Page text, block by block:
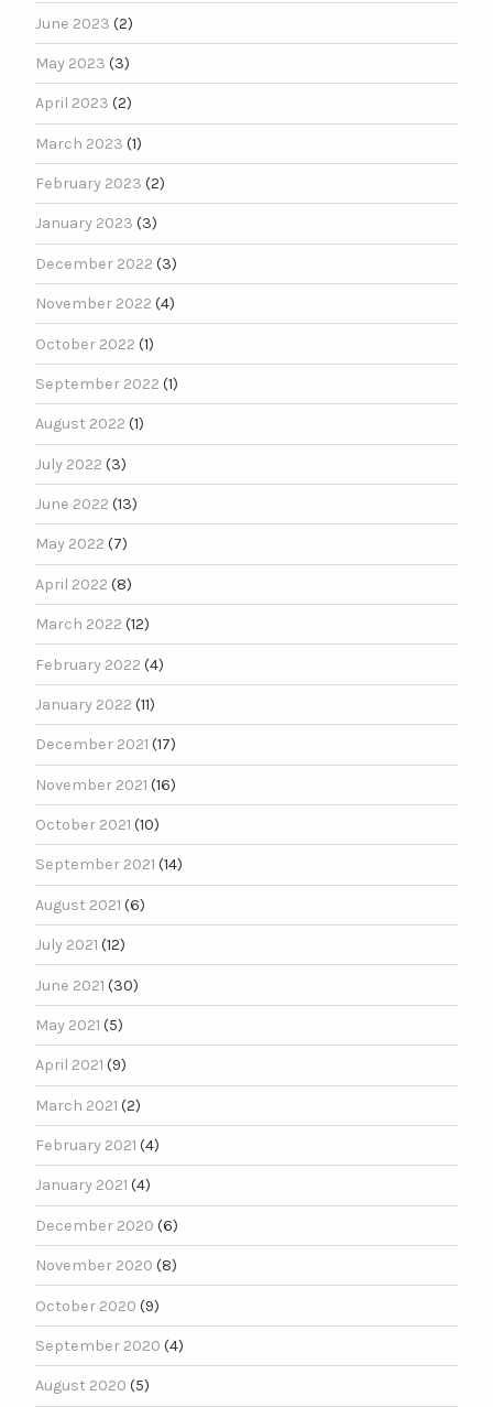
June 2023 (2)
May 2023 (3)
April 2023 (2)
March 2023 (1)
February 2023 (2)
January 2023 (3)
December 2022 (3)
November 2022 (4)
October 2022 (1)
September 2022 (1)
August 2022 (1)
July 2022 (3)
June 2022 (13)
May 2022 (7)
April 2022 (8)
March 2022 (12)
February 2022 (4)
January 2022 (11)
December 2021 (17)
November 2021 (16)
October 2021 (10)
September 2021 (14)
August 2021 (6)
July 2021 (12)
June 2021 (30)
May 2021 (5)
April 2021 (9)
March 2021 (2)
February 2021 (4)
January 2021 (4)
December 2020 (6)
November 2020 (8)
October 2020 (9)
September 2020 (4)
August 2020 (5)